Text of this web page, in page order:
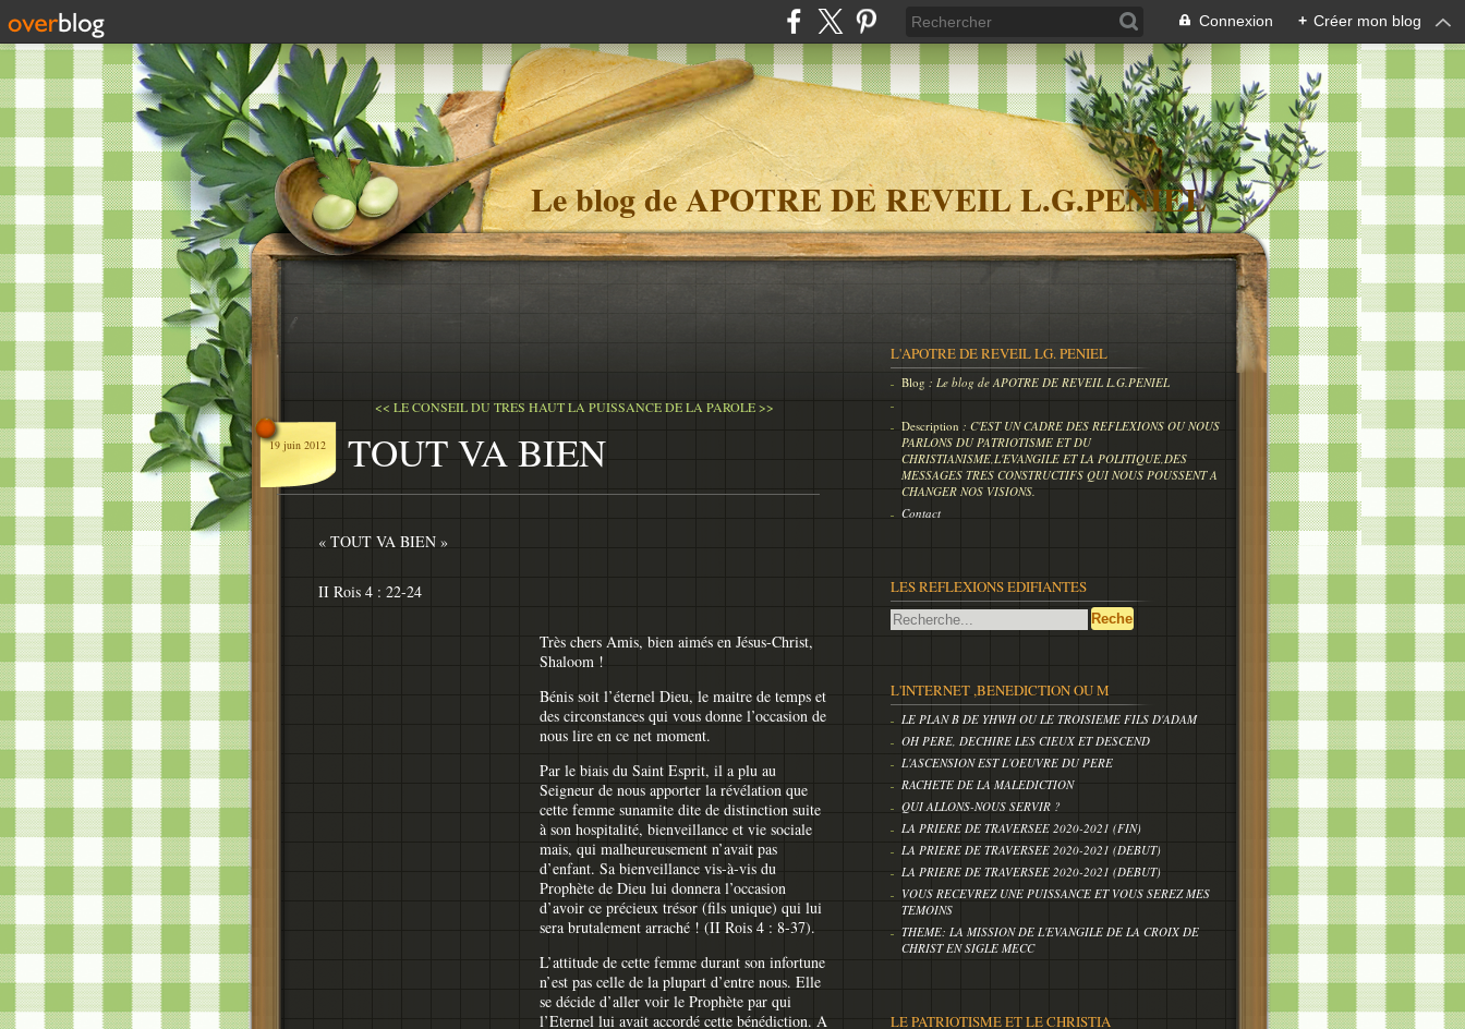
Connexion + Créer mon blog
Le blog de APOTRE DE REVEIL L.G.PENIEL
<< LE CONSEIL DU TRES HAUTLA PUISSANCE DE LA PAROLE >>
19 juin 2012 TOUT VA BIEN
« TOUT VA BIEN »
II Rois 4 : 22-24
Très chers Amis, bien aimés en Jésus-Christ,
Shaloom !
Bénis soit l’éternel Dieu, le maitre de temps et
des circonstances qui vous donne l’occasion de
nous lire en ce net moment.
Par le biais du Saint Esprit, il a plu au
Seigneur de nous apporter la révélation que
cette femme sunamite dite de distinction suite
à son hospitalité, bienveillance et vie sociale
mais, qui malheureusement n’avait pas
d’enfant. Sa bienveillance vis-à-vis du
Prophète de Dieu lui donnera l’occasion
d’avoir ce précieux trésor (fils unique) qui lui
sera brutalement arraché ! (II Rois 4 : 8-37).
L’attitude de cette femme durant son infortune
n’est pas celle de la plupart d’entre nous. Elle
se décide d’aller voir le Prophète par qui
l’Eternel lui avait accordé cette bénédiction. A
L'APOTRE DE REVEIL LG. PENIEL
Blog : Le blog de APOTRE DE REVEIL L.G.PENIEL
Description : C'EST UN CADRE DES REFLEXIONS OU NOUS
PARLONS DU PATRIOTISME ET DU
CHRISTIANISME,L'EVANGILE ET LA POLITIQUE,DES
MESSAGES TRES CONSTRUCTIFS QUI NOUS POUSSENT A
CHANGER NOS VISIONS.
Contact
LES REFLEXIONS EDIFIANTES
L'INTERNET ,BENEDICTION OU M
LE PLAN B DE YHWH OU LE TROISIEME FILS D'ADAM
OH PERE, DECHIRE LES CIEUX ET DESCEND
L'ASCENSION EST L'OEUVRE DU PERE
RACHETE DE LA MALEDICTION
QUI ALLONS-NOUS SERVIR ?
LA PRIERE DE TRAVERSEE 2020-2021 (FIN)
LA PRIERE DE TRAVERSEE 2020-2021 (DEBUT)
LA PRIERE DE TRAVERSEE 2020-2021 (DEBUT)
VOUS RECEVREZ UNE PUISSANCE ET VOUS SEREZ MES
TEMOINS
THEME: LA MISSION DE L'EVANGILE DE LA CROIX DE
CHRIST EN SIGLE MECC
LE PATRIOTISME ET LE CHRISTIA